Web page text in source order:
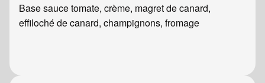
Base sauce tomate, crème, magret de canard,
effiloché de canard, champignons, fromage